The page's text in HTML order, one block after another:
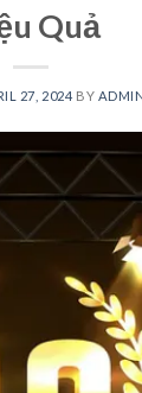
Quả
27, 2024 BY